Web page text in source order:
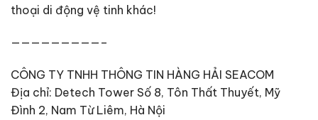
thoại di động vệ tinh khác!
—————————–
CÔNG TY TNHH THÔNG TIN HÀNG HẢI SEACOM
Địa chỉ: Detech Tower Số 8, Tôn Thất Thuyết, Mỹ
Đình 2, Nam Từ Liêm, Hà Nội